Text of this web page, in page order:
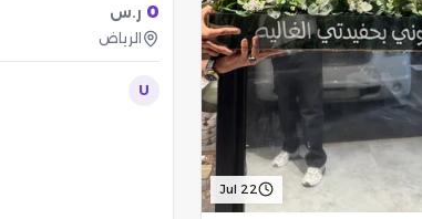
Jul 22
0 ر.س
الرياض
U